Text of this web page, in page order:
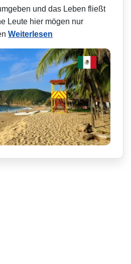
und das Leben fließt
Leute hier mögen nur
Weiterlesen